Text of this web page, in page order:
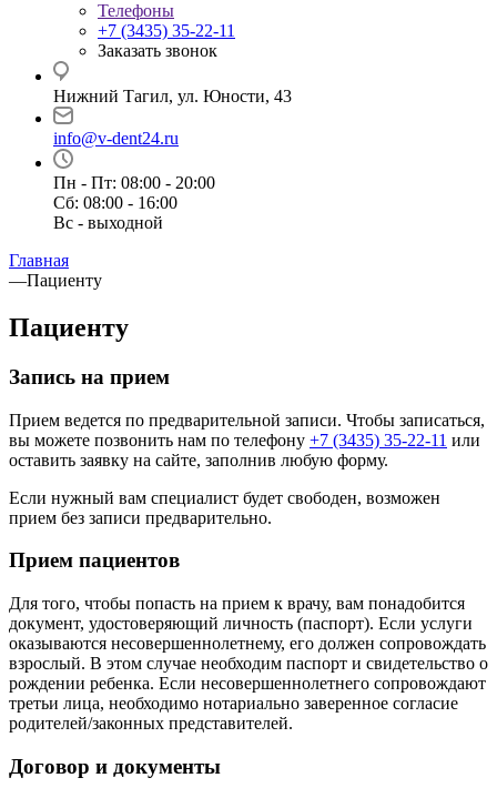
Телефоны
+7 (3435) 35-22-11
Заказать звонок
Нижний Тагил, ул. Юности, 43
info@v-dent24.ru
Пн - Пт: 08:00 - 20:00
Сб: 08:00 - 16:00
Вс - выходной
Главная
—Пациенту
Пациенту
Запись на прием
Прием ведется по предварительной записи. Чтобы записаться,
вы можете позвонить нам по телефону +7 (3435) 35-22-11 или
оставить заявку на сайте, заполнив любую форму.
Если нужный вам специалист будет свободен, возможен
прием без записи предварительно.
Прием пациентов
Для того, чтобы попасть на прием к врачу, вам понадобится
документ, удостоверяющий личность (паспорт). Если услуги
оказываются несовершеннолетнему, его должен сопровождать
взрослый. В этом случае необходим паспорт и свидетельство о
рождении ребенка. Если несовершеннолетнего сопровождают
третьи лица, необходимо нотариально заверенное согласие
родителей/законных представителей.
Договор и документы